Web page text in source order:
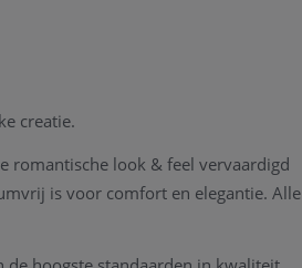
creatie.
romantische look & feel vervaardigd
is voor comfort en elegantie. Alle